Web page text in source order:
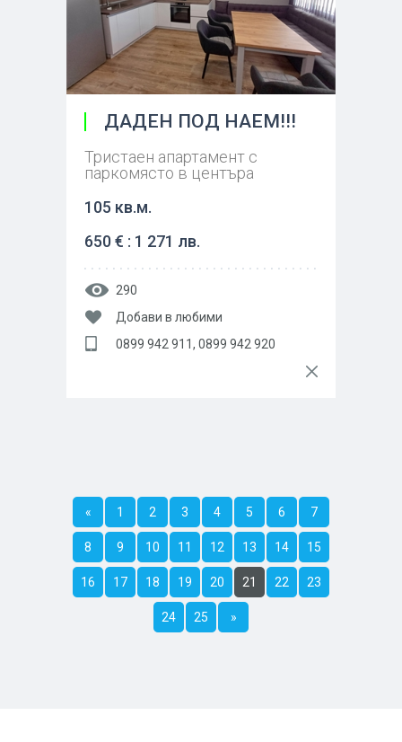
ДАДЕН ПОД НАЕМ!!!
Тристаен апартамент с
паркомясто в центъра
105 кв.м.
650 € : 1 271 лв.
290
Добави в любими
0899 942 911, 0899 942 920
« 1 2 3 4 5 6 7
8 9 10 11 12 13 14 15
16 17 18 19 20 21 22 23
24 25 »